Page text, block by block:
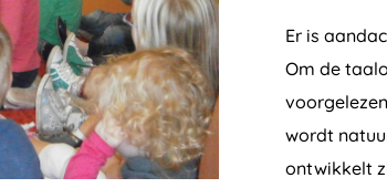
Er is
Om de
wordt
ontwikkelt